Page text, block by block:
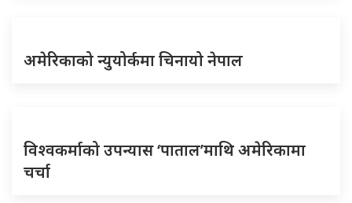
अमेरिकाको न्युयोर्कमा चिनायो नेपाल
विश्वकर्माको उपन्यास ‘पाताल’माथि अमेरिकामा
चर्चा